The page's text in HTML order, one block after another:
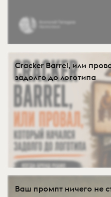
Cracker Barrel, или
задолго до логотипа
Ваш промпт ничего не